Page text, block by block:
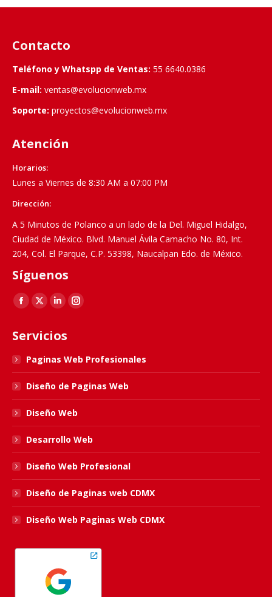
Contacto
Teléfono y Whatspp de Ventas: 55 6640.0386
E-mail: ventas@evolucionweb.mx
Soporte: proyectos@evolucionweb.mx
Atención
Horarios:
Lunes a Viernes de 8:30 AM a 07:00 PM
Dirección:
A 5 Minutos de Polanco a un lado de la Del. Miguel Hidalgo,
Ciudad de México. Blvd. Manuel Ávila Camacho No. 80, Int.
204, Col. El Parque, C.P. 53398, Naucalpan Edo. de México.
Síguenos
Find us on:
Facebook
opens
in
new
window
X
opens
in
new
window
Linkedin
opens
new
window
Instagram
in
new
window
Servicios
Paginas Web Profesionales
Diseño de Paginas Web
Diseño Web
Desarrollo Web
Diseño Web Profesional
Diseño de Paginas web CDMX
Diseño Web Paginas Web CDMX